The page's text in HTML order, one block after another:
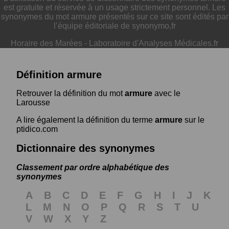
est gratuite et réservée à un usage strictement personnel. Les
synonymes du mot armure présentés sur ce site sont édités par
l’équipe éditoriale de synonymo.fr
Horaire des Marées - Laboratoire d'Analyses Médicales.fr
Définition armure
Retrouver la définition du motarmure avec le
Larousse
A lire également la définition du terme armure sur le
ptidico.com
Dictionnaire des synonymes
Classement par ordre alphabétique des
synonymes
A B C D E F G H I J
K
L
M N O P Q R S T
U
V
W X Y Z